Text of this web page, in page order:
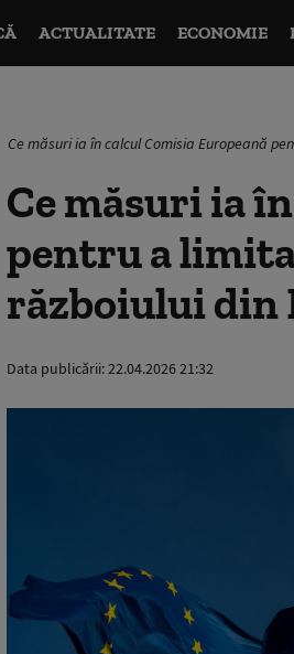
ACTUALITATE ECONOMIE
Ce măsuri ia în calcul Comisia Europeană
Ce măsuri ia
pentru a
războiului din
Data publicării:22.04.2026 21:32